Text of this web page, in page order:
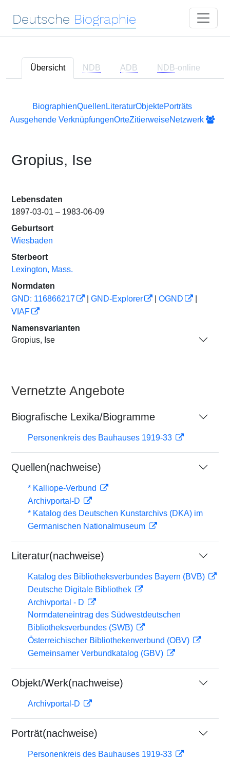
Deutsche Biographie
Übersicht NDB ADB NDB-online
BiographienQuellen LiteraturObjektePorträts
Ausgehende VerknüpfungenOrteZitierweiseNetzwerk
Gropius, Ise
Lebensdaten
1897-03-01 – 1983-06-09
Geburtsort
Wiesbaden
Sterbeort
Lexington, Mass.
Normdaten
GND: 116866217
GND-Explorer OGND
VIAF
Namensvarianten
Gropius, Ise
Vernetzte Angebote
Biografische Lexika/Biogramme
Personenkreis des Bauhauses 1919-33
Quellen(nachweise)
* Kalliope-Verbund
Archivportal-D
* Katalog des Deutschen Kunstarchivs (DKA) im
Germanischen Nationalmuseum
Literatur(nachweise)
Katalog des Bibliotheksverbundes Bayern (BVB)
Deutsche Digitale Bibliothek
Archivportal - D
Normdateneintrag des Südwestdeutschen
Bibliotheksverbundes (SWB)
Österreichischer Bibliothekenverbund (OBV)
Gemeinsamer Verbundkatalog (GBV)
Objekt/Werk(nachweise)
Archivportal-D
Porträt(nachweise)
Personenkreis des Bauhauses 1919-33